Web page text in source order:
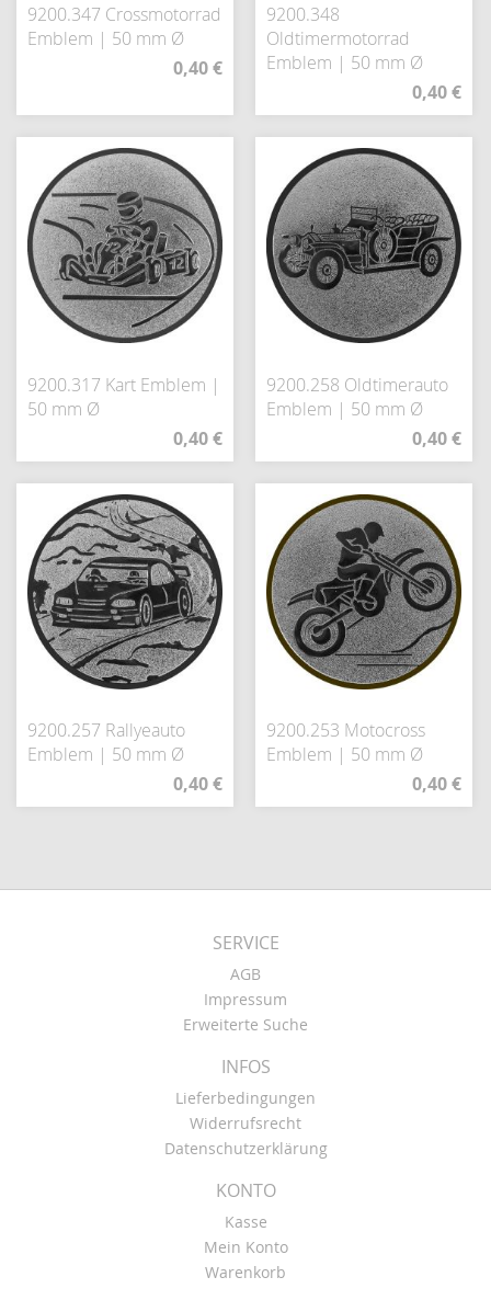
9200.347 Crossmotorrad
Emblem | 50 mm Ø
0,40 €
9200.348
Oldtimermotorrad
Emblem | 50 mm Ø
0,40 €
9200.317 Kart Emblem |
50 mm Ø
0,40 €
9200.258 Oldtimerauto
Emblem | 50 mm Ø
0,40 €
9200.257 Rallyeauto
Emblem | 50 mm Ø
0,40 €
9200.253 Motocross
Emblem | 50 mm Ø
0,40 €
SERVICE
AGB
Impressum
Erweiterte Suche
INFOS
Lieferbedingungen
Widerrufsrecht
Datenschutzerklärung
KONTO
Kasse
Mein Konto
Warenkorb